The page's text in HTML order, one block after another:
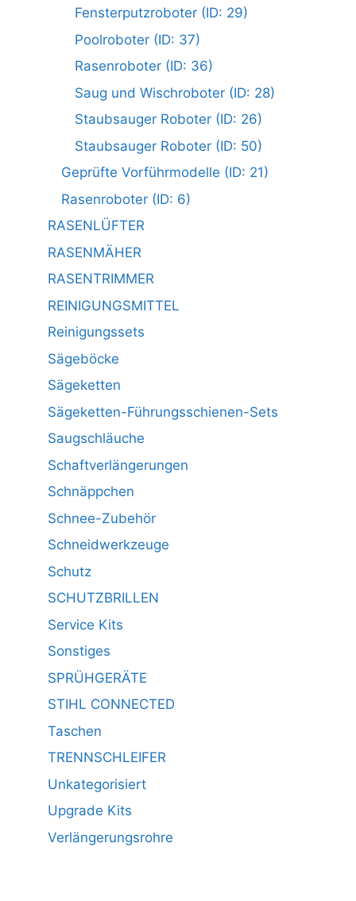
Fensterputzroboter (ID: 29)
Poolroboter (ID: 37)
Rasenroboter (ID: 36)
Saug und Wischroboter (ID: 28)
Staubsauger Roboter (ID: 26)
Staubsauger Roboter (ID: 50)
Geprüfte Vorführmodelle (ID: 21)
Rasenroboter (ID: 6)
RASENLÜFTER
RASENMÄHER
RASENTRIMMER
REINIGUNGSMITTEL
Reinigungssets
Sägeböcke
Sägeketten
Sägeketten-Führungsschienen-Sets
Saugschläuche
Schaftverlängerungen
Schnäppchen
Schnee-Zubehör
Schneidwerkzeuge
Schutz
SCHUTZBRILLEN
Service Kits
Sonstiges
SPRÜHGERÄTE
STIHL CONNECTED
Taschen
TRENNSCHLEIFER
Unkategorisiert
Upgrade Kits
Verlängerungsrohre